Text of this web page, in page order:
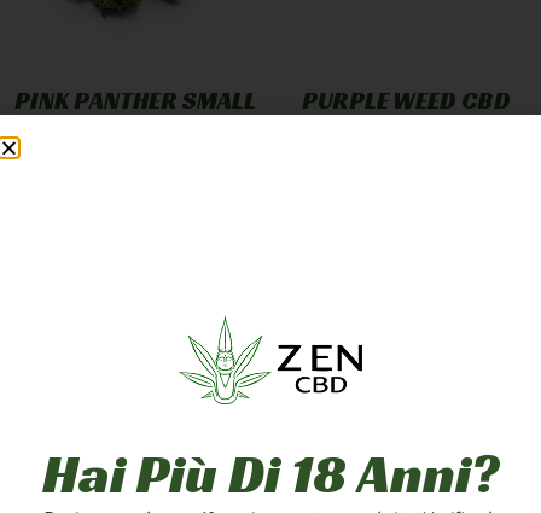
PINK PANTHER SMALL
20g
200g
PURPLE WEED CBD
1g
20g
Hai Più Di 18 Anni?